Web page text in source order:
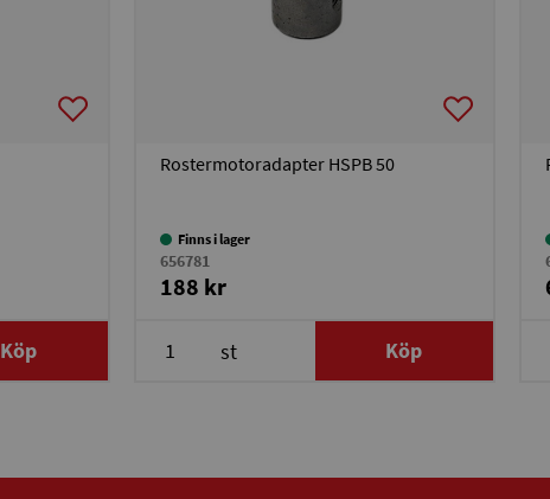
Köp
Rostermotoradapter HSPB 50
Finns i lager
656781
188 kr
st Köp